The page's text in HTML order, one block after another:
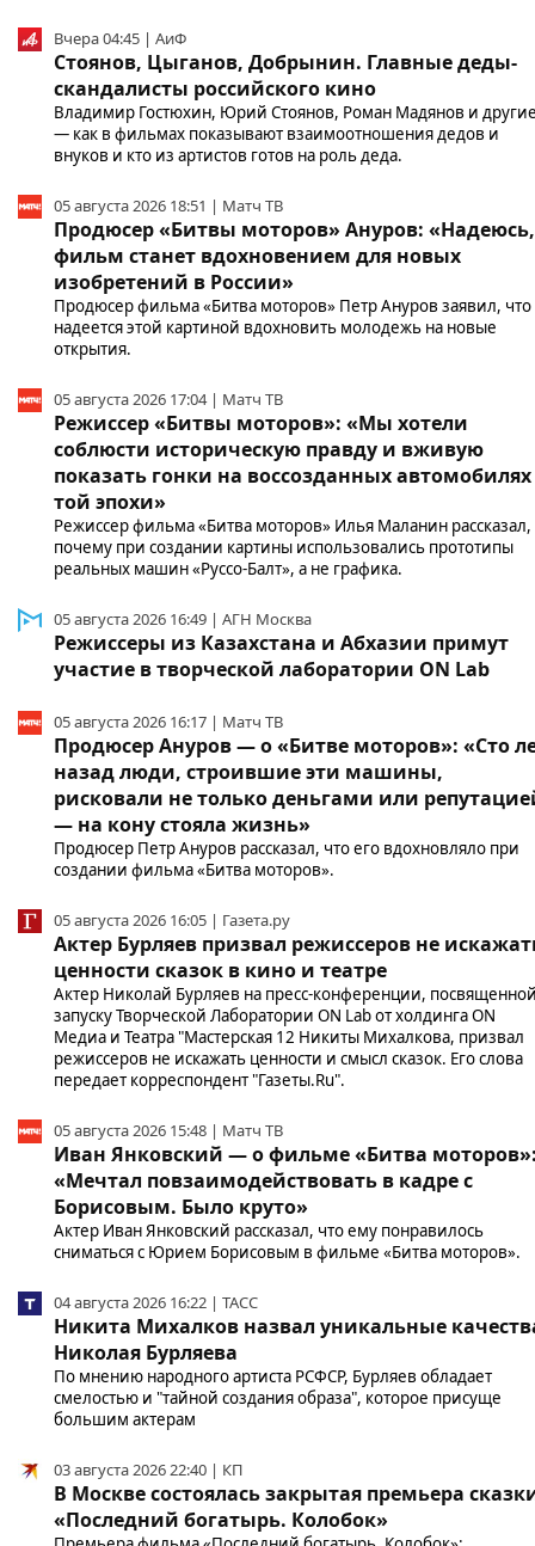
Вчера 04:45 | АиФ
Стоянов, Цыганов, Добрынин. Главные деды-
скандалисты российского кино
Владимир Гостюхин, Юрий Стоянов, Роман Мадянов и
— как в фильмах показывают взаимоотношения дедов и
внуков и кто из артистов готов на роль деда.
05 августа 2026 18:51 | Матч ТВ
Продюсер «Битвы моторов» Ануров: «Надеюсь,
фильм станет вдохновением для новых
изобретений в России»
Продюсер фильма «Битва моторов» Петр Ануров заявил, что
надеется этой картиной вдохновить молодежь на новые
открытия.
05 августа 2026 17:04 | Матч ТВ
Режиссер «Битвы моторов»: «Мы хотели
соблюсти историческую правду и вживую
показать гонки на воссозданных автомобилях
той эпохи»
Режиссер фильма «Битва моторов» Илья Маланин рассказал,
почему при создании картины использовались прототипы
реальных машин «Руссо‑Балт», а не графика.
05 августа 2026 16:49 | АГН Москва
Режиссеры из Казахстана и Абхазии примут
участие в творческой лаборатории ON Lab
05 августа 2026 16:17 | Матч ТВ
Продюсер Ануров — о «Битве моторов»: «Сто
назад люди, строившие эти машины,
рисковали не только деньгами или
— на кону стояла жизнь»
Продюсер Петр Ануров рассказал, что его вдохновляло при
создании фильма «Битва моторов».
05 августа 2026 16:05 | Газета.ру
Актер Бурляев призвал режиссеров не
ценности сказок в кино и театре
Актер Николай Бурляев на пресс-конференции,
запуску Творческой Лаборатории ON Lab от холдинга ON
Медиа и Театра "Мастерская 12 Никиты Михалкова, призвал
режиссеров не искажать ценности и смысл сказок. Его слова
передает корреспондент "Газеты.Ru".
05 августа 2026 15:48 | Матч ТВ
Иван Янковский — о фильме «Битва
«Мечтал повзаимодействовать в кадре с
Борисовым. Было круто»
Актер Иван Янковский рассказал, что ему понравилось
сниматься с Юрием Борисовым в фильме «Битва моторов».
04 августа 2026 16:22 | ТАСС
Никита Михалков назвал уникальные
Николая Бурляева
По мнению народного артиста РСФСР, Бурляев обладает
смелостью и "тайной создания образа", которое присуще
большим актерам
03 августа 2026 22:40 | КП
В Москве состоялась закрытая премьера
«Последний богатырь. Колобок»